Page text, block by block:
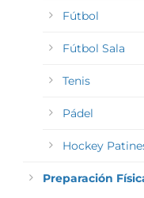
Fútbol
Fútbol Sala
Tenis
Pádel
Hockey
Preparación